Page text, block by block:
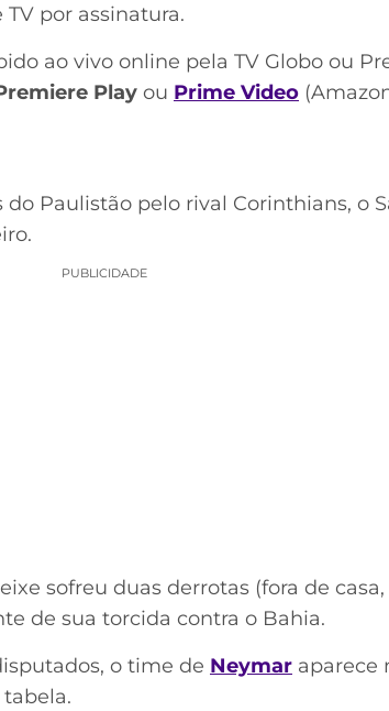
por assinatura.
ao vivo online pela TV Globo ou
Play ou Prime Video
Paulistão pelo rival Corinthians, o
PUBLICIDADE
sofreu duas derrotas (fora de casa,
de sua torcida contra o Bahia.
o time de Neymar aparece